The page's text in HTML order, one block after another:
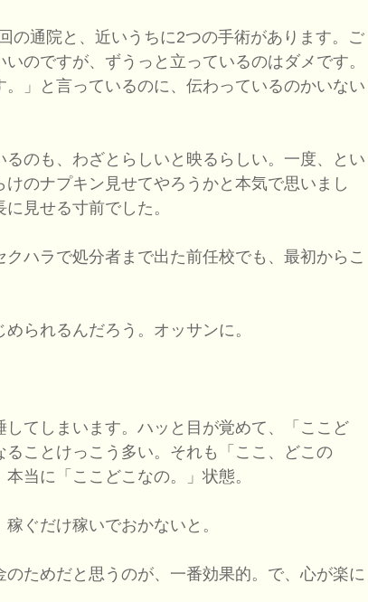
の通院と、近いうちに2つの手術があります。ご
のですが、ずうっと立っているのはダメです。
。」と言っているのに、伝わっているのかいない
のも、わざとらしいと映るらしい。一度、とい
けのナプキン見せてやろうかと本気で思いまし
見せる寸前でした。
ハラで処分者まで出た前任校でも、最初からこ
られるんだろう。オッサンに。
てしまいます。ハッと目が覚めて、「ここど
ることけっこう多い。それも「ここ、どこの
当に「ここどこなの。」状態。
ぐだけ稼いでおかないと。
ためだと思うのが、一番効果的。で、心が楽に